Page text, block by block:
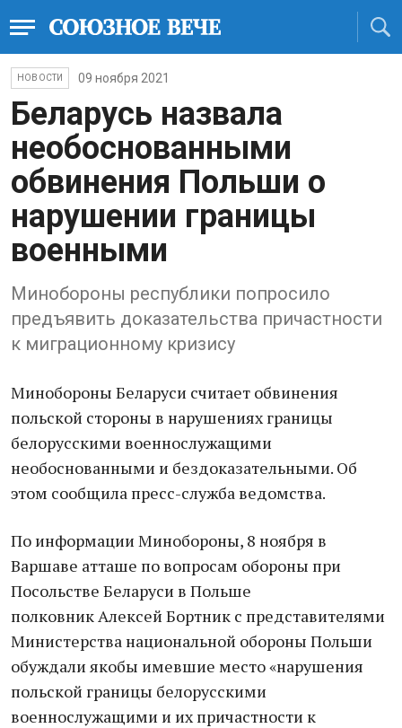
НОВОСТИ 09 ноября 2021
Беларусь назвала
необоснованными
обвинения Польши о
нарушении границы
военными
Минобороны республики попросило
предъявить доказательства причастности
к миграционному кризису
Минобороны Беларуси считает обвинения
польской стороны в нарушениях границы
белорусскими военнослужащими
необоснованными и бездоказательными. Об
этом сообщила пресс-служба ведомства.
По информации Минобороны, 8 ноября в
Варшаве атташе по вопросам обороны при
Посольстве Беларуси в Польше
полковник Алексей Бортник с представителями
Министерства национальной обороны Польши
обуждали якобы имевшие место «нарушения
польской границы белорусскими
военнослужащими и их причастности к